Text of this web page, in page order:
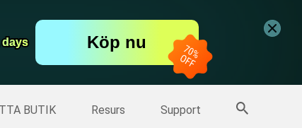
days
days Köp nu
BUTIK Resurs Support
Fler produkter